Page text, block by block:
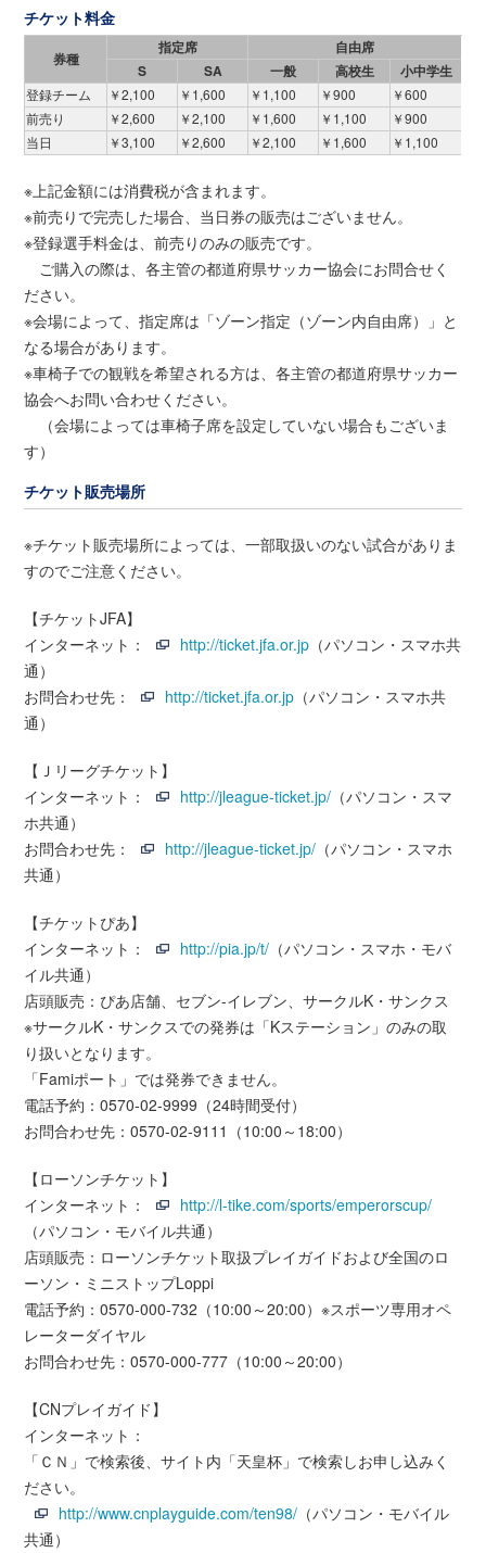
チケット料金
券種
指定席
自由席
S
SA 一般 高校生 小中学生
登録チーム ￥2,100 ￥1,600 ￥1,100 ￥900
￥600
前売り
￥2,600 ￥2,100 ￥1,600 ￥1,100
￥900
当日
￥3,100 ￥2,600 ￥2,100 ￥1,600 ￥1,100
※上記金額には消費税が含まれます。
※前売りで完売した場合、当日券の販売はございません。
※登録選手料金は、前売りのみの販売です。
ご購入の際は、各主管の都道府県サッカー協会にお問合せく
ださい。
※会場によって、指定席は「ゾーン指定（ゾーン内自由席）」と
なる場合があります。
※車椅子での観戦を希望される方は、各主管の都道府県サッカー
協会へお問い合わせください。
（会場によっては車椅子席を設定していない場合もございま
す）
チケット販売場所
※チケット販売場所によっては、一部取扱いのない試合がありま
すのでご注意ください。
【チケットJFA】
インターネット：
http://ticket.jfa.or.jp （パソコン・スマホ共
通）
お問合わせ先：
http://ticket.jfa.or.jp （パソコン・スマホ共
通）
【Ｊリーグチケット】
インターネット：
http://jleague-ticket.jp/ （パソコン・スマ
ホ共通）
お問合わせ先：
http://jleague-ticket.jp/ （パソコン・スマホ
共通）
【チケットぴあ】
インターネット：
http://pia.jp/t/ （パソコン・スマホ・モバ
イル共通）
店頭販売：ぴあ店舗、セブン-イレブン、サークルK・サンクス
※サークルK・サンクスでの発券は「Kステーション」のみの取
り扱いとなります。
「Famiポート」では発券できません。
電話予約：0570-02-9999（24時間受付）
お問合わせ先：0570-02-9111（10:00～18:00）
【ローソンチケット】
インターネット：
http://l-tike.com/sports/emperorscup/
（パソコン・モバイル共通）
店頭販売：ローソンチケット取扱プレイガイドおよび全国のロ
ーソン・ミニストップLoppi
電話予約：0570-000-732（10:00～20:00）※スポーツ専用オペ
レーターダイヤル
お問合わせ先：0570-000-777（10:00～20:00）
【CNプレイガイド】
インターネット：
「ＣＮ」で検索後、サイト内「天皇杯」で検索しお申し込みく
ださい。
http://www.cnplayguide.com/ten98/ （パソコン・モバイル
共通）